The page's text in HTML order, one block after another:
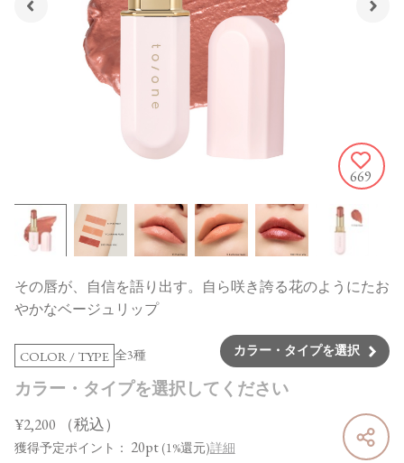
669
その唇が、自信を語り出す。自ら咲き誇る花のようにたお
やかなベージュリップ
COLOR / TYPE 全3種 カラー・タイプを選択
カラー・タイプを選択してください
¥2,200 （税込）
獲得予定ポイント： 20pt (1%還元)詳細